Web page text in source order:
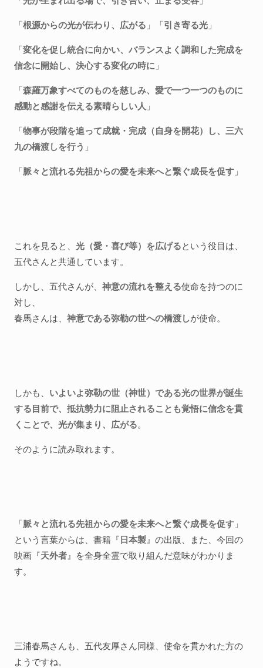
「根源からの光が伝わり、広がる 」「引き寄る光 」
「変化を促し統合に向かい、バランスよく調和した完成を
信念に開始し、決心する変化の時に 」
「森羅万象すべてのものを慈しみ、愛で一つ一つのものに
感動と感謝を伝える素晴らしい人 」
「物事が段階を追って成就・完成（自身を開花）し、三六
九の橋渡しを行う 」
「脈々と流れる先祖からの愛を未来へと繋ぐ成長を促す 」
これを見ると、 光（愛・喜び等）を広げるという役目は、
五代さんと共通しています。
しかし、五代さんが、 神意の流れを整える使命を持つのに
対し、
春馬さんは、 神意である弥勒の世への橋渡しが使命。
しかも、 いよいよ弥勒の世（神世）である光の世界が誕生
する目前で、抵抗勢力に阻止されることも覚悟に信念を貫
くことで、光が集まり、広がる。
そのように読み取れます。
「脈々と流れる先祖からの愛を未来へと繋ぐ成長を促す 」
という言葉からは、書籍『日本製』の出版、また、今回の
映画『天外者』を全身全霊で取り組んだ意味がわかりま
す。
三浦春馬さんも、五代友厚さん同様、使命を貫かれた方の
ようですね。